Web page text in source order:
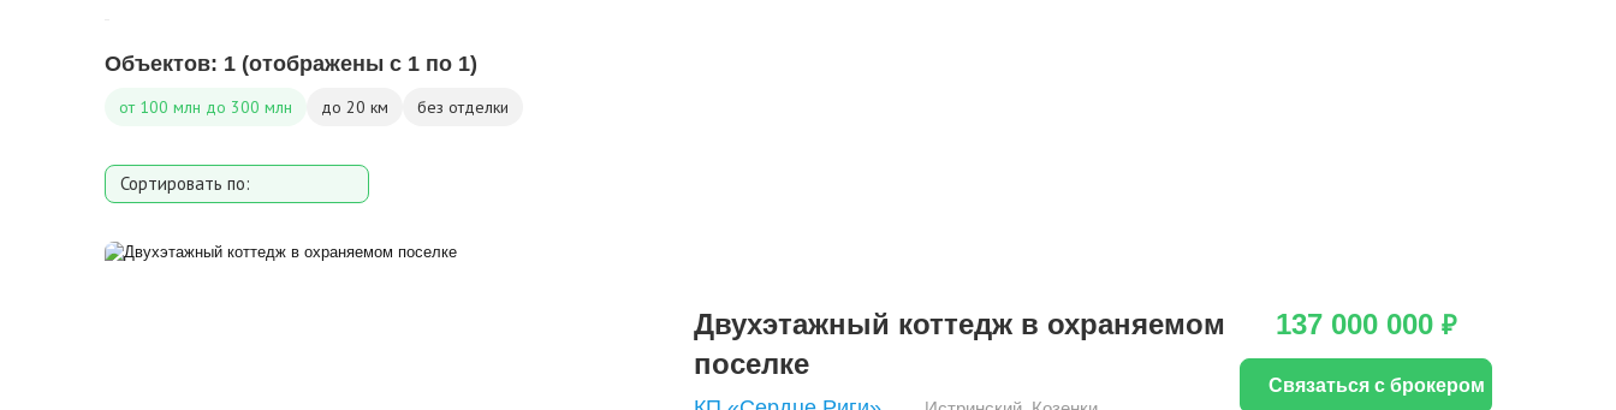
Объектов: 1 (отображены с 1 по 1)
от 100 млн до 300 млн до 20 км без отделки
Сортировать по:
Площади участка
Двухэтажный коттедж в охраняемом
поселке
137 000 000 ₽
Связаться с брокером